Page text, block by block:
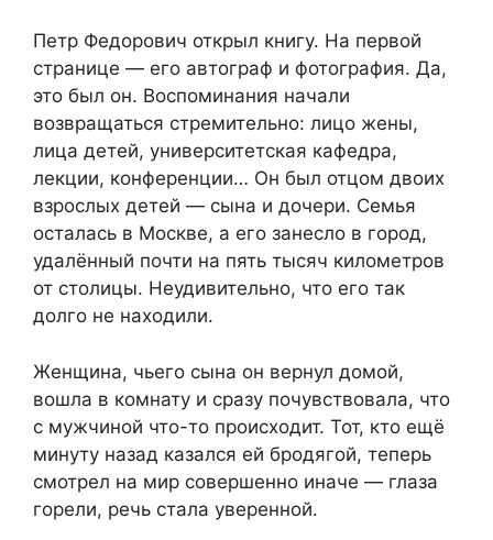
Петр Федорович открыл книгу. На первой
странице — его автограф и фотография. Да,
это был он. Воспоминания начали
возвращаться стремительно: лицо жены,
лица детей, университетская кафедра,
лекции, конференции… Он был отцом двоих
взрослых детей — сына и дочери. Семья
осталась в Москве, а его занесло в город,
удалённый почти на пять тысяч километров
от столицы. Неудивительно, что его так
долго не находили.
Женщина, чьего сына он вернул домой,
вошла в комнату и сразу почувствовала, что
с мужчиной что-то происходит. Тот, кто ещё
минуту назад казался ей бродягой, теперь
смотрел на мир совершенно иначе — глаза
горели, речь стала уверенной.